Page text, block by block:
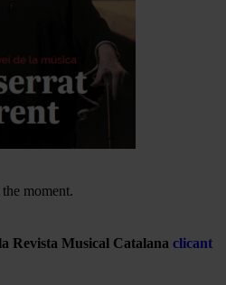
moment.
Revista Musical Catalana clicant